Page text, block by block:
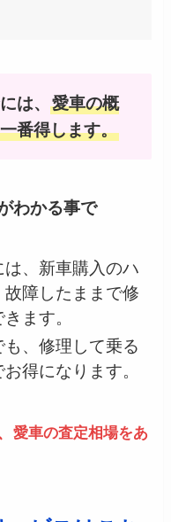
は、愛車の概
番得します。
わかる事で
は、新車購入のハ
障したままで修
ます。
も、修理して乗る
得になります。
愛車の査定相場をあ